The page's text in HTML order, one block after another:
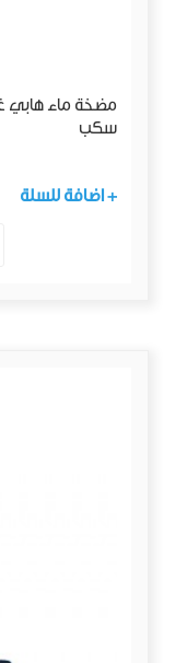
سكب
+ اضافة للسلة